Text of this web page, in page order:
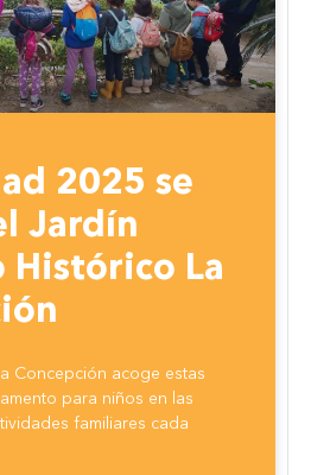
2025 se
Jardín
Histórico La
Concepción acoge estas
para niños en las
familiares cada